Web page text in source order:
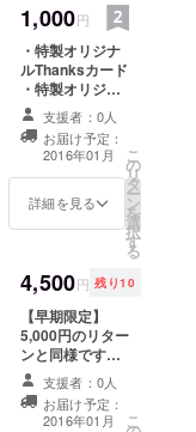
1,000円
・特製オリジナ
ルThanksカード
・特製オリジナ
ルカンバッジ
支援者：0人
お届け予定：
2016年01月
詳細を見る
こ
の
リ
タ
ー
ン
を
選
択
す
る
4,500円 残り10
【早期限定】
5,000円のリター
ンと同様です。
・特製オリジナ
ルThanksカード
・特製オリジナ
支援者：0人
お届け予定：
2016年01月
こ